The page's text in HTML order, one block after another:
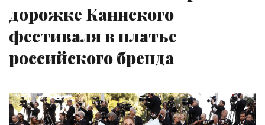
дорожке Каннского
фестиваля в платье
российского бренда